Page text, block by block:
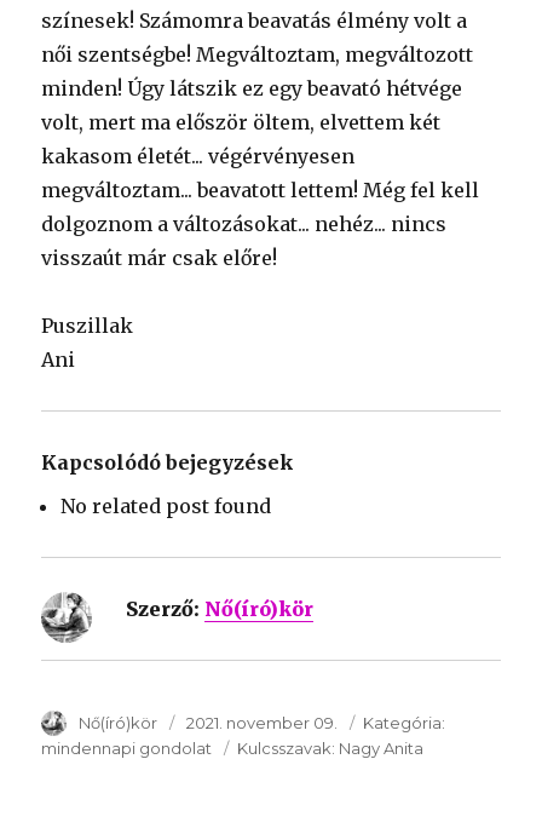
színesek! Számomra beavatás élmény volt a
női szentségbe! Megváltoztam, megváltozott
minden! Úgy látszik ez egy beavató hétvége
volt, mert ma először öltem, elvettem két
kakasom életét... végérvényesen
megváltoztam... beavatott lettem! Még fel kell
dolgoznom a változásokat... nehéz... nincs
visszaút már csak előre!
Puszillak
Ani
Kapcsolódó bejegyzések
No related post found
Szerző: Nő(író)kör
SzerzÅ
Nő(író)kör Közzétéve:
2021. november 09. Kategória:
mindennapi gondolat
Kulcsszavak: Kulcsszavak:
Nagy Anita